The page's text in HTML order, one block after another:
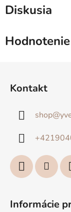
Diskusia
Hodnotenie
Kontakt
shop@
Informácie